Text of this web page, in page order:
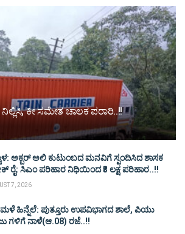
ನಿಲ್ಲಿಸಿ, ಕೀ ಸಮೇತ ಚಾಲಕ ಪರಾರಿ..!!
ಅಕ್ಬರ್ ಅಲಿ ಕುಟುಂಬದ ಮನವಿಗೆ ಸ್ಪಂದಿಸಿದ ಶಾಸಕ
ರೈ: ಸಿಎಂ ಪರಿಹಾರ ನಿಧಿಯಿಂದ ₹3 ಲಕ್ಷ ಪರಿಹಾರ..!!
7, 2026
ಮಳೆ ಹಿನ್ನೆಲೆ: ಪುತ್ತೂರು ಉಪವಿಭಾಗದ ಶಾಲೆ, ಪಿಯು
ಗಳಿಗೆ ನಾಳೆ(ಆ.08) ರಜೆ..!!